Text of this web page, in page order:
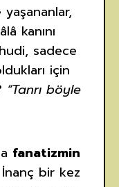
kanını
sadece
için
“Tanrı böyle
fanatizmin
İnanç bir kez